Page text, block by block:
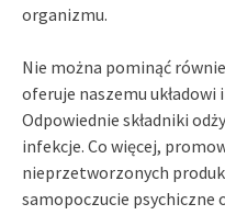
organizmu.
Nie można pominąć
oferuje naszemu
Odpowiednie składniki
infekcje. Co więcej,
nieprzetworzonych
samopoczucie psychiczne